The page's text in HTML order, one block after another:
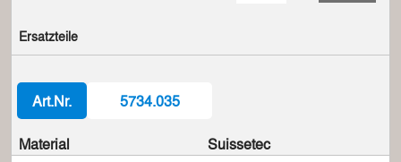
Ersatzteile
Art.Nr. 5734.035
Material
Suissetec